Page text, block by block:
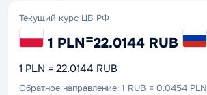
Текущий курс ЦБ РФ
1 PLN=22.0144 RUB
1 PLN = 22.0144 RUB
Обратное направление: 1 RUB = 0.0454 PLN